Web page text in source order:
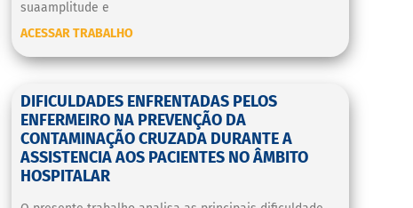
suaamplitude e
ACESSAR TRABALHO
DIFICULDADES ENFRENTADAS PELOS
ENFERMEIRO NA PREVENÇÃO DA
CONTAMINAÇÃO CRUZADA DURANTE A
ASSISTENCIA AOS PACIENTES NO ÂMBITO
HOSPITALAR